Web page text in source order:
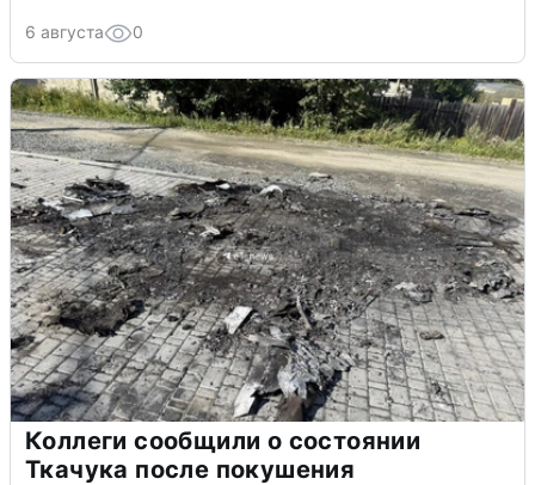
6 августа 0
Коллеги сообщили о состоянии
Ткачука после покушения